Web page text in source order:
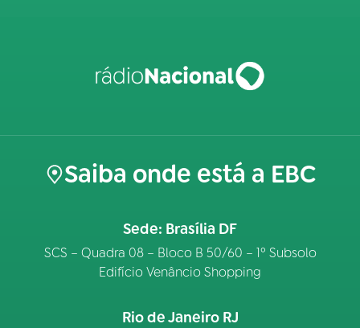
Saiba onde está a EBC
Sede: Brasília DF
SCS – Quadra 08 – Bloco B 50/60 – 1º Subsolo
Edifício Venâncio Shopping
Rio de Janeiro RJ